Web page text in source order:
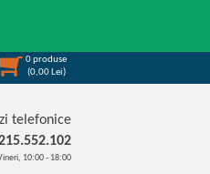
0produse
(0,00 Lei)
telefonice
10:00 - 18:00